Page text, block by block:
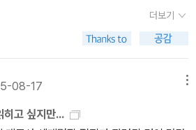
n.news.naver.com/article/660/00
단독] 2시부터
0000494584
고바야시 미노루 글/박숙경 옮김, 한림출
보리스》(윌리엄 스타이그/김경미 옮김, 비
벌)#AMOS&BORIS #William
간 양말》(조지 셀던 톰프슨 글·피터 리프
뜻을 널리 흩뿌렸습니다.ㅅㄴㄹ※ 글쓴이
국어사전)을 쓰고 “말꽃 짓는 책숲”을 꾸
겹말 꾸러미 사전》, 《새로 쓰는 우리말 꾸
우리말 수수께끼 동시》, 《우리말 동시 사
, 《이오덕 마음 읽기》, 《시골에서 살림 짓
. 그리고 ‘아스트리드 린드그렌‘이라는 이
나는 뭐부터 해야할 지 모르고 있었기 때
각할 때 괜찮은 작가 리스트 중 하나로 올
다. 그러다가 우연히 어린이 책방에서 일하
이름을 찾았다. 린드그렌의 책이 가득했
드그렌을 좋아했고 그녀와 그녀의 작품
더보기
08-17
히고 싶지만...